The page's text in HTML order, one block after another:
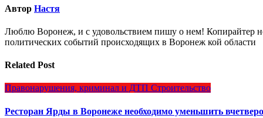
Автор Настя
Люблю Воронеж, и с удовольствием пишу о нем! Копирайтер
политических событий происходящих в Воронеж кой области
Related Post
Правонарушения, криминал и ДТП Строительство
Ресторан Ярды в Воронеже необходимо уменьшить